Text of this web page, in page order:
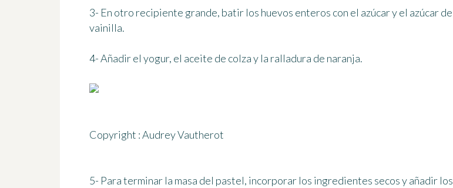
3- En otro recipiente grande, batir los huevos enteros con el azúcar y el azúcar de
vainilla.
4- Añadir el yogur, el aceite de colza y la ralladura de naranja.
Copyright : Audrey Vautherot
5- Para terminar la masa del pastel, incorporar los ingredientes secos y añadir los